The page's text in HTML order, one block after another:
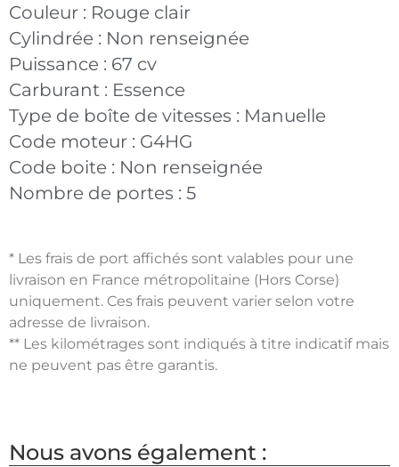
Couleur : Rouge clair
Cylindrée : Non renseignée
Puissance : 67 cv
Carburant : Essence
Type de boîte de vitesses : Manuelle
Code moteur : G4HG
Code boite : Non renseignée
Nombre de portes : 5
* Les frais de port affichés sont valables pour une
livraison en France métropolitaine (Hors Corse)
uniquement. Ces frais peuvent varier selon votre
adresse de livraison.
** Les kilométrages sont indiqués à titre indicatif mais
ne peuvent pas être garantis.
Nous avons également :